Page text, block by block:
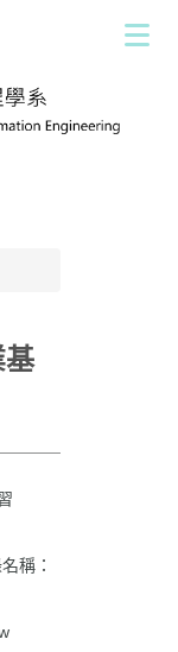
基
稱：